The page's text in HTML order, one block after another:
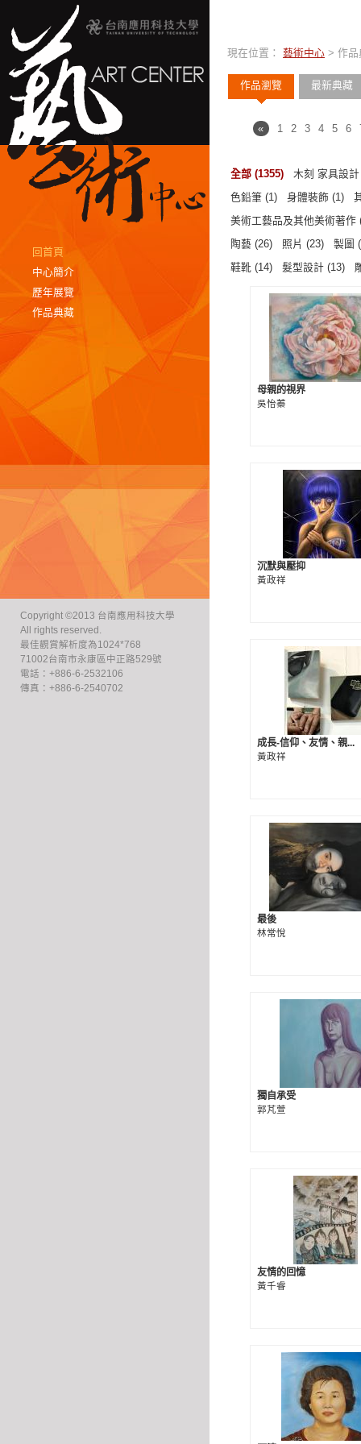
回首頁
中心簡介
歷年展覽
作品典藏
Copyright ©2013 台南應用科技大學
All rights reserved.
最佳觀賞解析度為1024*768
71002台南市永康區中正路529號
電話：+886-6-2532106
傳真：+886-6-2540702
現在位置： 藝術中心 > 作品
作品瀏覽 最新典藏
« 1 2 3 4 5 6
全部 (1355)
木刻 家具設
色鉛筆 (1)
身體裝飾 (1)
美術工藝品及其他美術著作
陶藝 (26)
照片 (23)
製圖
鞋靴 (14)
髮型設計 (13)
母親的視界
吳怡蓁
沉默與壓抑
黃政祥
成長-信仰、友情、親...
黃政祥
最後
林常悅
獨自承受
郭芃萱
友情的回憶
黃千睿